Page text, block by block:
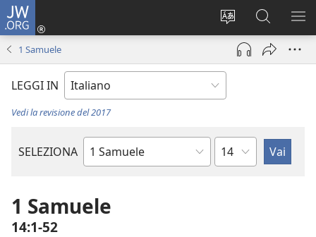
JW.ORG
Modificare
lingua
Accedi
(apre
nuova
finestra)
Cerca
in
JW.ORG
1 Samuele
LEGGI IN
Vedi la revisione del 2017
SELEZIONA
Libro
Capitolo
1 Samuele
14:1-52